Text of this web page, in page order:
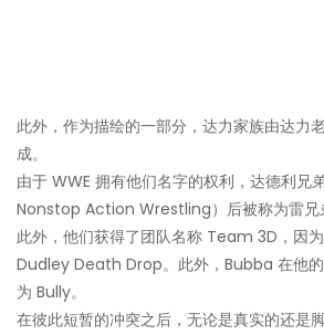
此外，作为描绘的一部分，达力家族由达力
成。
由于 WWE 拥有他们名字的权利，达德利兄
Nonstop Action Wrestling）后被称为雷兄
此外，他们获得了团队名称 Team 3D，因
Dudley Death Drop。此外，Bubba 在他的
为 Bully。
在彼此短暂的冲突之后，无论是真实的还是